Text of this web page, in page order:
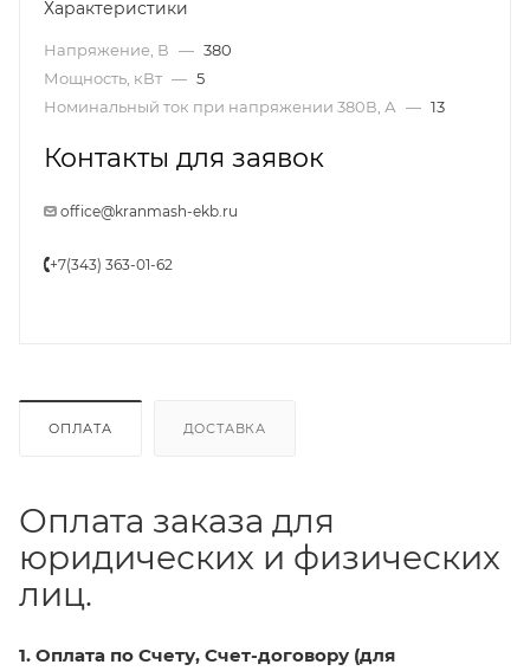
Характеристики
Напряжение, В — 380
Мощность, кВт — 5
Номинальный ток при напряжении 380В, А — 13
Контакты для заявок
office@kranmash-ekb.ru
+7(343) 363-01-62
ОПЛАТА ДОСТАВКА
Оплата заказа для
юридических и физических
лиц.
1. Оплата по Счету, Счет-договору (для